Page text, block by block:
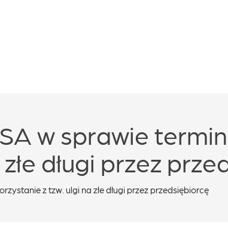
w sprawie
długi przez
z tzw. ulgi na złe długi przez przedsiębiorcę